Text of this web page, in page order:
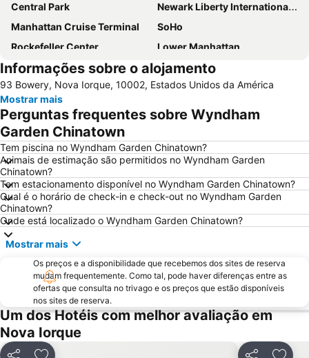
Central Park
Newark Liberty International Airport
Manhattan Cruise Terminal
SoHo
Rockefeller Center
Lower Manhattan
Chelsea
Long Island City
Aeroporto LaGuardia
Madison Square Garden
Metrô de Nova York City
Upper West Side
5th Ave 53rd St Metro Station
Hell's Kitchen
Upper East Side
Lower East Side
Times Sq 42nd St Metro Station
Broadway
Pennsylvania Station
34th St Penn Station Metro Station
Astoria
MetLife Stadium
Greenwich Village
Macy's Herald Square 34th Street
Financial District
7th Ave Metro Station
Trump Tower
8th Ave Metro Station
Ponte do Brooklyn
Fifth Avenue
Woodside
Informações sobre o alojamento
93 Bowery, Nova Iorque, 10002, Estados Unidos da América
Mostrar mais
Perguntas frequentes sobre Wyndham
Garden Chinatown
Tem piscina no Wyndham Garden Chinatown?
Animais de estimação são permitidos no Wyndham Garden
Chinatown?
Tem estacionamento disponível no Wyndham Garden Chinatown?
Qual é o horário de check-in e check-out no Wyndham Garden
Chinatown?
Onde está localizado o Wyndham Garden Chinatown?
Mostrar mais
Os preços e a disponibilidade que recebemos dos sites de reserva
mudam frequentemente. Como tal, pode haver diferenças entre as
ofertas que consulta no trivago e os preços que estão disponíveis
nos sites de reserva.
Um dos Hotéis com melhor avaliação em
Nova Iorque